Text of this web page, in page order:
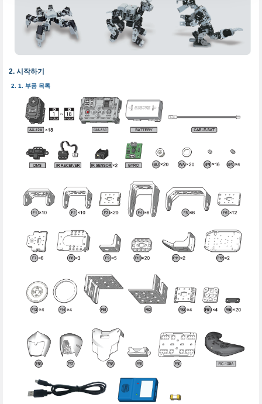
시작하기
부품 목록